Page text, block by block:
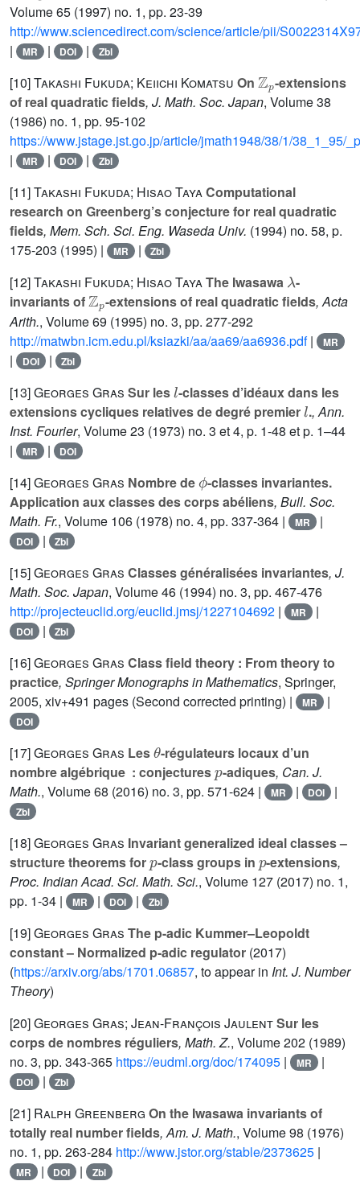
Volume 65 (1997) no. 1, pp. 23-39
http://www.sciencedirect.com/science/article/pii/
|
MR | DOI | Zbl
[10]Takashi Fukuda; Keiichi Komatsu On
-extensions
of real quadratic fields, J. Math. Soc. Japan, Volume 38
(1986) no. 1, pp. 95-102
https://www.jstage.jst.go.jp/article/jmath1948/38/1/38_1_95/
|
MR | DOI | Zbl
[11]Takashi Fukuda; Hisao TayaComputational
research on Greenberg’s conjecture for real quadratic
fields, Mem. Sch. Sci. Eng. Waseda Univ. (1994) no. 58, p.
175-203 (1995) |
MR | Zbl
[12]Takashi Fukuda; Hisao TayaThe Iwasawa
-
invariants of
ℤp
-extensions of real quadratic fields, Acta
Arith., Volume 69 (1995) no. 3, pp. 277-292
http://matwbn.icm.edu.pl/ksiazki/aa/aa69/aa6936.pdf| MR
| DOI | Zbl
[13]Georges Gras Sur les -classes d’idéaux dans les
extensions cycliques relatives de degré premier
l
., Ann.
Inst. Fourier, Volume 23 (1973) no. 3 et 4, p. 1-48 et p. 1–44
|
MR | DOI
[14]Georges Gras Nombre de
-classes invariantes.
Application aux classes des corps abéliens, Bull. Soc.
Math. Fr., Volume 106 (1978) no. 4, pp. 337-364 | MR |
DOI | Zbl
[15]Georges Gras Classes généralisées invariantes, J.
Math. Soc. Japan, Volume 46 (1994) no. 3, pp. 467-476
http://projecteuclid.org/euclid.jmsj/1227104692 | MR |
DOI | Zbl
[16]Georges Gras Class field theory : From theory to
practice, Springer Monographs in Mathematics, Springer,
2005, xiv+491 pages (Second corrected printing) |
MR |
DOI
[17]Georges Gras Les -régulateurs locaux d’un
nombre algébrique : conjectures
p
-adiques, Can. J.
Math., Volume 68 (2016) no. 3, pp. 571-624 | MR | DOI |
Zbl
[18]Georges Gras Invariant generalized ideal classes –
structure theorems for
p
-class groups in
p
-extensions,
Proc. Indian Acad. Sci. Math. Sci., Volume 127 (2017) no. 1,
pp. 1-34 |
MR | DOI | Zbl
[19]Georges Gras The p-adic Kummer–Leopoldt
constant – Normalized p-adic regulator (2017)
(https://arxiv.org/abs/1701.06857, to appear in Int. J. Number
Theory)
[20]Georges Gras; Jean-François JaulentSur les
corps de nombres réguliers, Math. Z., Volume 202 (1989)
no. 3, pp. 343-365 https://eudml.org/doc/174095 | MR |
DOI | Zbl
[21] Ralph Greenberg On the Iwasawa invariants of
totally real number fields, Am. J. Math., Volume 98 (1976)
no. 1, pp. 263-284 http://www.jstor.org/stable/2373625 |
MR | DOI | Zbl